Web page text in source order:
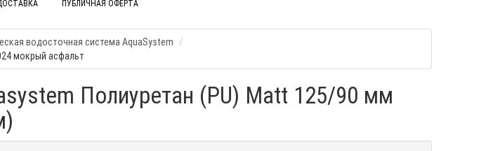
ПУБЛИЧНАЯ ОФЕРТА
водосточная система AquaSystem
мокрый асфальт
Полиуретан (PU) Matt 125/90 мм